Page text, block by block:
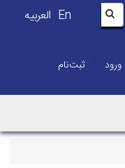
En العربیه
ورود | ثبت‌نام